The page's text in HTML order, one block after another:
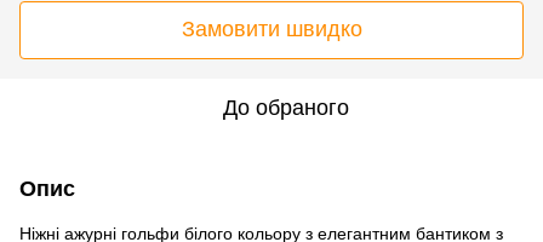
Замовити швидко
До обраного
Опис
Ніжні ажурні гольфи білого кольору з елегантним бантиком з